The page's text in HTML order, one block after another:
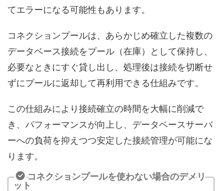
てエラーになる可能性もあります。
コネクションプールは、あらかじめ確立した複数の
データベース接続をプール（在庫）として保持し、
必要なときにすぐ貸し出し、処理後は接続を切断せ
ずにプールに返却して再利用できる仕組みです。
この仕組みにより接続確立の時間を大幅に削減で
き、パフォーマンスが向上し、データベースサーバ
ーへの負荷を抑えつつ安定した接続管理が可能にな
ります。
コネクションプールを使わない場合のデメリ
ット